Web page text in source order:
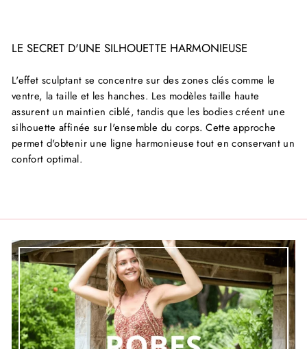
LE SECRET D'UNE SILHOUETTE HARMONIEUSE
L'effet sculptant se concentre sur des zones clés comme le
ventre, la taille et les hanches. Les modèles taille haute
assurent un maintien ciblé, tandis que les bodies créent une
silhouette affinée sur l'ensemble du corps. Cette approche
permet d'obtenir une ligne harmonieuse tout en conservant un
confort optimal.